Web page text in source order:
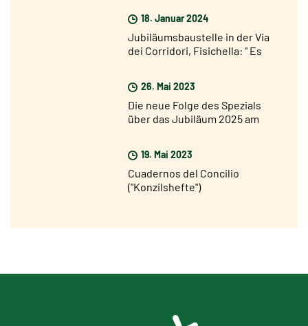
18. Januar 2024
Jubiläumsbaustelle in der Via
dei Corridori, Fisichella: " Es
optimistisch"
26. Mai 2023
Die neue Folge des Spezials
über das Jubiläum 2025 am
19. Mai 2023
Cuadernos del Concilio
("Konzilshefte")